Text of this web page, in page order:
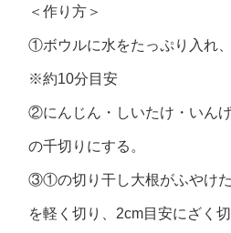
＜作り方＞
①ボウルに水をたっぷり入れ
※約10分目安
②にんじん・しいたけ・いん
の千切りにする。
③①の切り干し大根がふやけ
を軽く切り、2cm目安にざく切